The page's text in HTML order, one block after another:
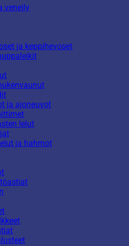
veneily
ja keppihevoset
ja ajoneuvot
lelut
ja hahmot